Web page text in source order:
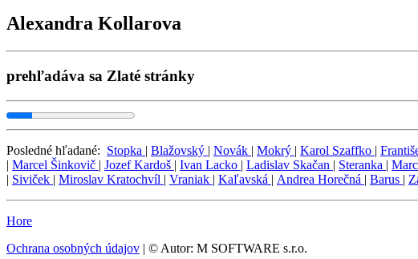
Alexandra Kollarova
prehľadáva sa Zlaté stránky
Posledné hľadané: Stopka | Blažovský | Novák | Mokrý | Karol Szaffko |
| Marcel Šinkovič | Jozef Kardoš | Ivan Lacko | Ladislav Skačan | Steranka |
| Siviček | Miroslav Kratochvíl | Vraniak | Kaľavská | Andrea Horečná | Barus |
Hore
Ochrana osobných údajov | © Autor: M SOFTWARE s.r.o.